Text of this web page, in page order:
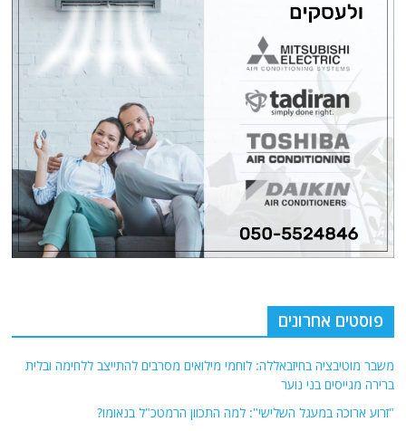
פוסטים אחרונים
משבר מוטיבציה בחיזבאללה: לוחמי מילואים מסרבים להתייצב ללחימה ובלית
ברירה מגייסים בני נוער
"זרוע ארוכה במעגל השלישי": למה התכוון הרמטכ"ל בנאומו?